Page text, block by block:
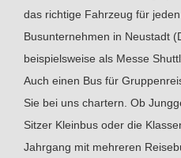
das richtige Fahrzeug für
Busunternehmen in Neustadt
beispielsweise als Messe
Auch einen Bus für
Sie bei uns chartern. Ob
Sitzer Kleinbus oder die
Jahrgang mit mehreren